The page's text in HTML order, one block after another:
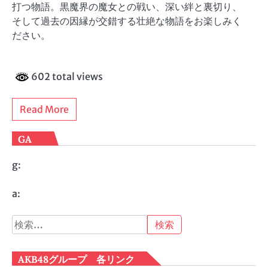
打つ物語。黒魔界の魔女との戦い、深い絆と裏切り、
そして過去の因縁が交錯する壮絶な物語をお楽しみく
ださい。
602 total views
Read More
GA
g:
a:
検
索:
AKB48グループ 各リンク